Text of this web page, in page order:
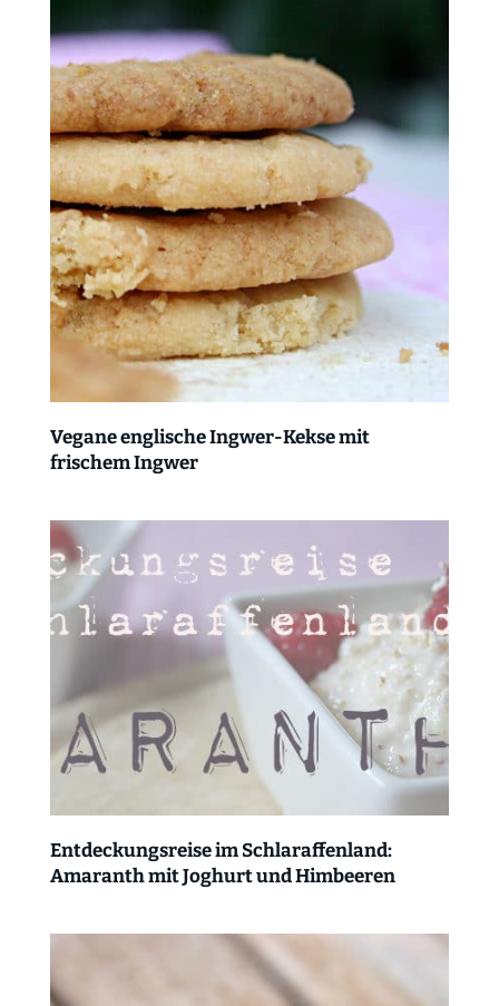
Vegane englische Ingwer-Kekse mit
frischem Ingwer
Entdeckungsreise im Schlaraffenland:
Amaranth mit Joghurt und Himbeeren